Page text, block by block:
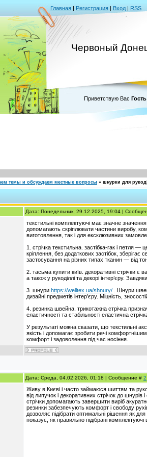
Главная | Регистрация | Вход | RSS
Червоный
Приветствую Вас Гость
темы и обсуждаем местные вопросы » шнурки для
Дата: Понедельник, 29.12.2025, 19:04 |
текстильні комплектуючі має значне
допомагають скріплювати частини виробу,
виготовлення, так і для ексклюзивних
1. стрічка текстильна. застібка-гак і петля
кріплення, без додаткових застібок,
застосування на різних типах тканин — від
2. тасьма купити київ. декоративні стрічки
а також у рукоділлі та декорі інтер’єру.
3. шнури https://welltex.ua/shnury/ . Шнури
дизайні предметів інтер’єру. Міцність,
4. резинка швейна. трикотажна стрічка
еластичності та стабільності еластична
У результаті можна сказати, що текстильні
якість і допомагає зробити речі
комфорт і задоволення під час носіння.
Дата: Среда, 04.02.2026, 01:18 | Сообщение # 2
Живу в Києві і часто займаюся шиттям та
від липучок і декоративних стрічок до
стрічки допомагають завершити виріб
резинки забезпечують комфорт і свободу
дозволяє підібрати оптимальні рішення як
показує, як правильно підібрані